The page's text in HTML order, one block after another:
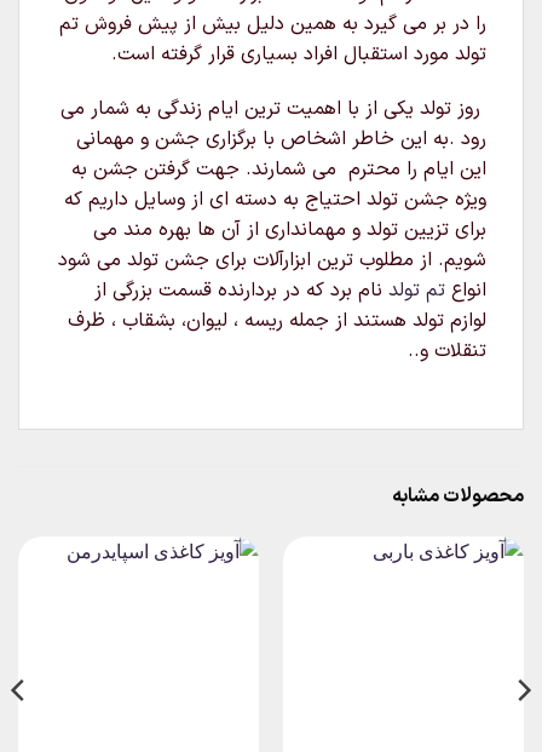
را در بر می گیرد به همین دلیل بیش از پیش فروش تم
تولد مورد استقبال افراد بسیاری قرار گرفته است.
روز تولد یکی از با اهمیت ترین ایام زندگی به شمار می
رود .به این خاطر اشخاص با برگزاری جشن و مهمانی
این ایام را محترم می شمارند. جهت گرفتن جشن به
ویژه جشن تولد احتیاج به دسته ای از وسایل داریم که
برای تزیین تولد و مهمانداری از آن ها بهره مند می
شویم. از مطلوب ترین ابزارآلات برای جشن تولد می شود
انواع تم تولد نام برد که در بردارنده قسمت بزرگی از
لوازم تولد هستند از جمله ریسه ، لیوان، بشقاب ، ظرف
تنقلات و..
محصولات مشابه